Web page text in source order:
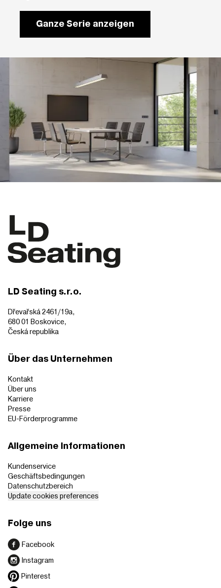
Ganze Serie anzeigen
LD Seating s.r.o.
Dřevařská 2461/19a,
680 01 Boskovice,
Česká republika
Über das Unternehmen
Kontakt
Über uns
Karriere
Presse
EU-Förderprogramme
Allgemeine Informationen
Kundenservice
Geschäftsbedingungen
Datenschutzbereich
Update cookies preferences
Folge uns
Facebook
Instagram
Pinterest